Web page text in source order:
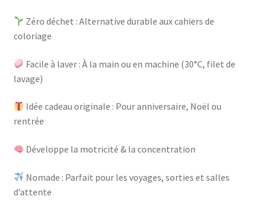
Zéro déchet : Alternative durable aux cahiers de
coloriage
Facile à laver : À la main ou en machine (30°C, filet de
lavage)
Idée cadeau originale : Pour anniversaire, Noël ou
rentrée
Développe la motricité & la concentration
Nomade : Parfait pour les voyages, sorties et salles
d’attente